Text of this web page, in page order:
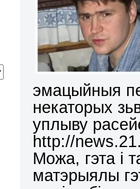
эмацыйныя
некаторых
уплыву
http://
Можа, гэта і
матэрыялы